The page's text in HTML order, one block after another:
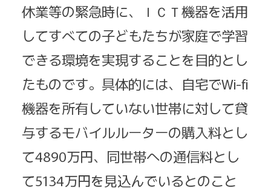
休業等の緊急時に、ＩＣＴ機器を活用
してすべての子どもたちが家庭で学習
できる環境を実現することを目的とし
たものです。具体的には、自宅でWi-fi
機器を所有していない世帯に対して貸
与するモバイルルーターの購入料とし
て4890万円、同世帯への通信料とし
て5134万円を見込んでいるとのこと